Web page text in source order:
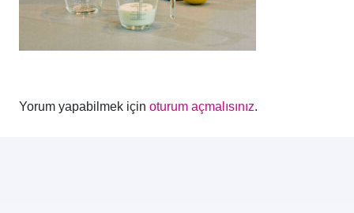
Yorum yapabilmek için oturum açmalısınız.